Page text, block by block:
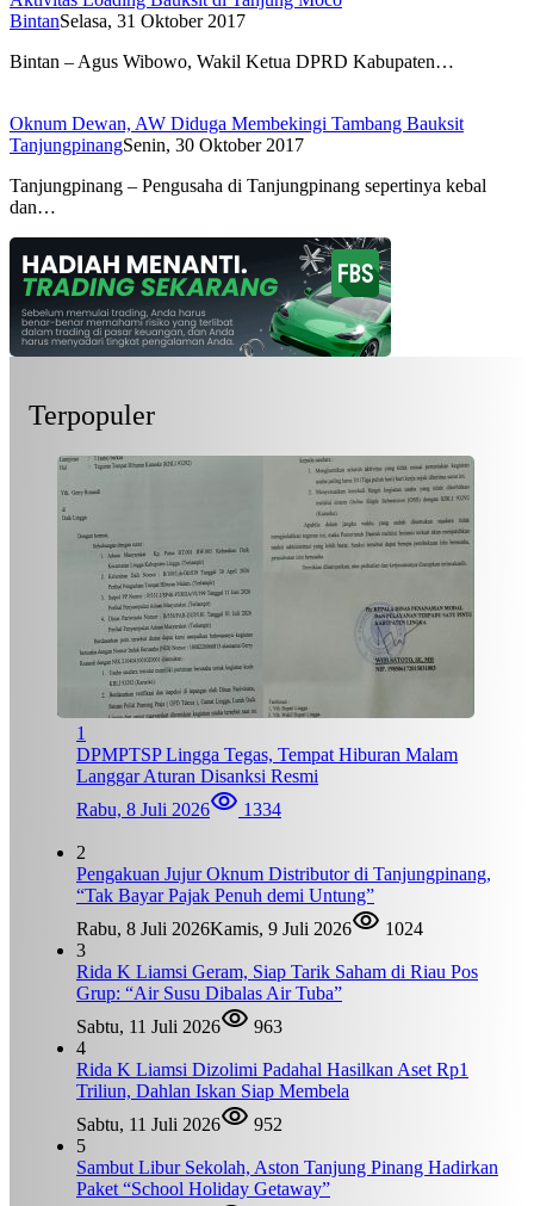
BintanSelasa, 31 Oktober 2017
Bintan – Agus Wibowo, Wakil Ketua DPRD Kabupaten…
Oknum Dewan, AW Diduga Membekingi Tambang Bauksit
TanjungpinangSenin, 30 Oktober 2017
Tanjungpinang – Pengusaha di Tanjungpinang sepertinya kebal
dan…
Terpopuler
1
DPMPTSP Lingga Tegas, Tempat Hiburan Malam
Langgar Aturan Disanksi Resmi
Rabu, 8 Juli 2026
1334
2
Pengakuan Jujur Oknum Distributor di Tanjungpinang,
“Tak Bayar Pajak Penuh demi Untung”
Rabu, 8 Juli 2026Kamis, 9 Juli 2026
1024
3
Rida K Liamsi Geram, Siap Tarik Saham di Riau Pos
Grup: “Air Susu Dibalas Air Tuba”
Sabtu, 11 Juli 2026
963
4
Rida K Liamsi Dizolimi Padahal Hasilkan Aset Rp1
Triliun, Dahlan Iskan Siap Membela
Sabtu, 11 Juli 2026
952
5
Sambut Libur Sekolah, Aston Tanjung Pinang Hadirkan
Paket “School Holiday Getaway”